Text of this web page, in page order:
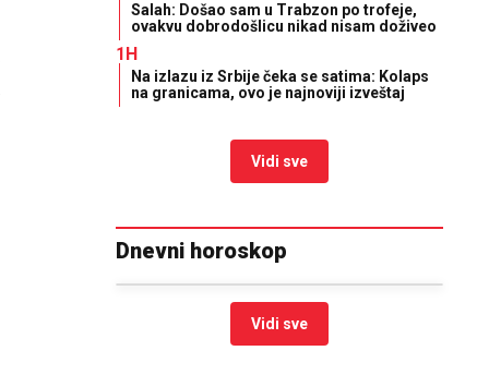
Salah: Došao sam u Trabzon po trofeje,
ovakvu dobrodošlicu nikad nisam doživeo
1H
Na izlazu iz Srbije čeka se satima: Kolaps
na granicama, ovo je najnoviji izveštaj
Vidi sve
Dnevni horoskop
Vidi sve